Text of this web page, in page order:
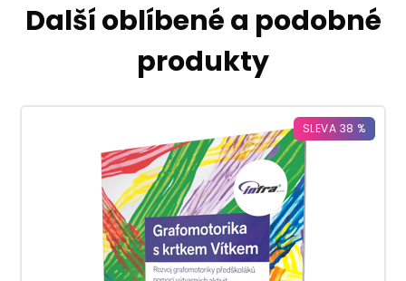
Další oblíbené a podobné
produkty
SLEVA 38 %